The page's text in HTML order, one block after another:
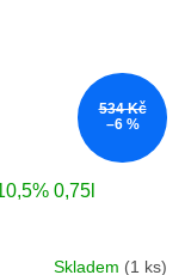
534 Kč
–6 %
0,75l
Skladem (1 ks)